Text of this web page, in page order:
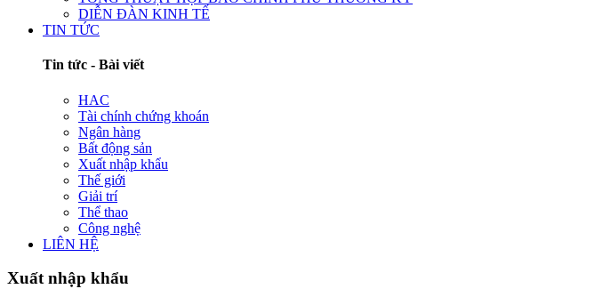
DIỄN ĐÀN KINH TẾ
TIN TỨC
Tin tức - Bài viết
HAC
Tài chính chứng khoán
Ngân hàng
Bất động sản
Xuất nhập khẩu
Thế giới
Giải trí
Thể thao
Công nghệ
LIÊN HỆ
Xuất nhập khẩu